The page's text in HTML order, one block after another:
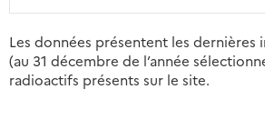
Les données présentent les dernières
(au 31 décembre de l’année
radioactifs présents sur le site.